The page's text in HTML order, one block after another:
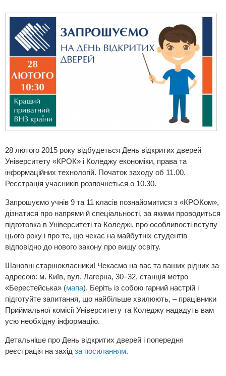
28 лютого 2015 року відбудеться День відкритих дверей
Університету «КРОК» і Коледжу економіки, права та
інформаційних технологій. Початок заходу об 11.00.
Реєстрація учасників розпочнеться о 10.30.
Запрошуємо учнів 9 та 11 класів познайомитися з «КРОКом»,
дізнатися про напрями й спеціальності, за якими проводиться
підготовка в Університеті та Коледжі, про особливості вступу
цього року і про те, що чекає на майбутніх студентів
відповідно до нового закону про вищу освіту.
Шановні старшокласники! Чекаємо на вас та ваших рідних за
адресою: м. Київ, вул. Лагерна, 30–32, станція метро
«Берестейська» (мапа). Беріть із собою гарний настрій і
підготуйте запитання, що найбільше хвилюють, – працівники
Приймальної комісії Університету та Коледжу нададуть вам
усю необхідну інформацію.
Детальніше про День відкритих дверей і попередня
реєстрація на захід за посиланням.